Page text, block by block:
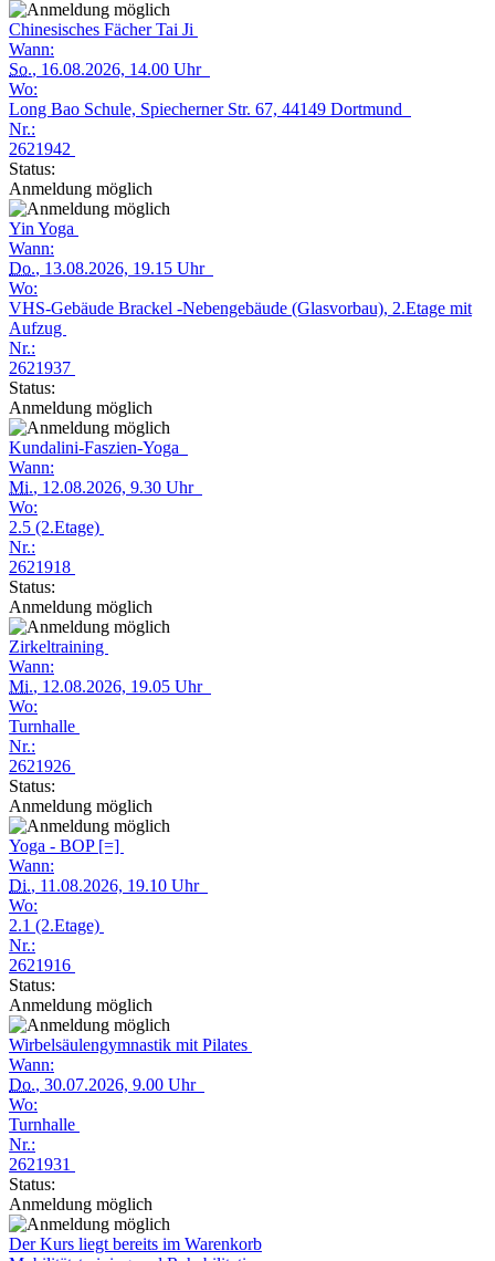
Chinesisches Fächer Tai Ji
Wann:
So., 16.08.2026, 14.00 Uhr
Wo:
Long Bao Schule, Spiecherner Str. 67, 44149 Dortmund
Nr.:
2621942
Status:
Anmeldung möglich
Yin Yoga
Wann:
Do., 13.08.2026, 19.15 Uhr
Wo:
VHS-Gebäude Brackel -Nebengebäude (Glasvorbau), 2.Etage mit
Aufzug
Nr.:
2621937
Status:
Anmeldung möglich
Kundalini-Faszien-Yoga
Wann:
Mi., 12.08.2026, 9.30 Uhr
Wo:
2.5 (2.Etage)
Nr.:
2621918
Status:
Anmeldung möglich
Zirkeltraining
Wann:
Mi., 12.08.2026, 19.05 Uhr
Wo:
Turnhalle
Nr.:
2621926
Status:
Anmeldung möglich
Yoga - BOP [=]
Wann:
Di., 11.08.2026, 19.10 Uhr
Wo:
2.1 (2.Etage)
Nr.:
2621916
Status:
Anmeldung möglich
Wirbelsäulengymnastik mit Pilates
Wann:
Do., 30.07.2026, 9.00 Uhr
Wo:
Turnhalle
Nr.:
2621931
Status:
Anmeldung möglich
Der Kurs liegt bereits im Warenkorb